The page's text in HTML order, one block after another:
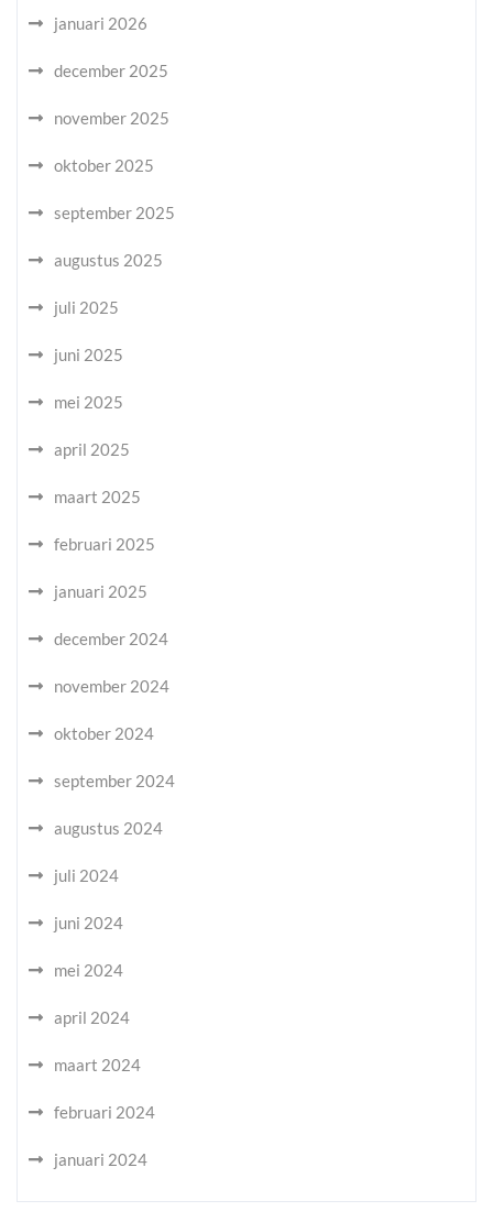
januari 2026
december 2025
november 2025
oktober 2025
september 2025
augustus 2025
juli 2025
juni 2025
mei 2025
april 2025
maart 2025
februari 2025
januari 2025
december 2024
november 2024
oktober 2024
september 2024
augustus 2024
juli 2024
juni 2024
mei 2024
april 2024
maart 2024
februari 2024
januari 2024